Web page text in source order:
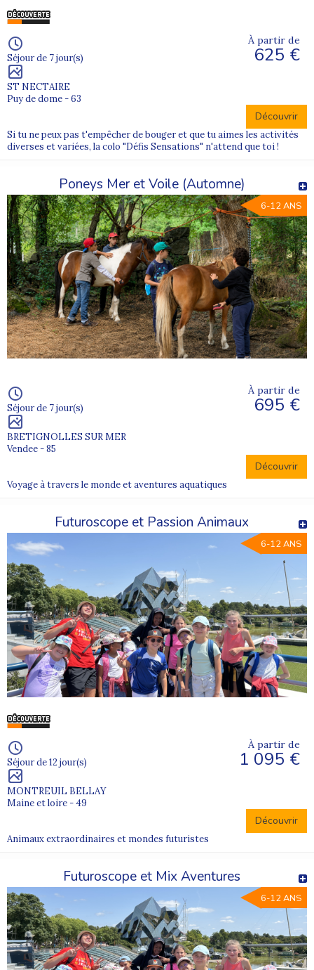
Séjour de 7 jour(s)
ST NECTAIRE
Puy de dome - 63
À partir de
625 €
Découvrir
Si tu ne peux pas t'empêcher de bouger et que tu aimes les activités
diverses et variées, la colo "Défis Sensations" n'attend que toi !
Poneys Mer et Voile (Automne)
6-12 ANS
Séjour de 7 jour(s)
BRETIGNOLLES SUR MER
Vendee - 85
À partir de
695 €
Découvrir
Voyage à travers le monde et aventures aquatiques
Futuroscope et Passion Animaux
6-12 ANS
Séjour de 12 jour(s)
MONTREUIL BELLAY
Maine et loire - 49
À partir de
1 095 €
Découvrir
Animaux extraordinaires et mondes futuristes
Futuroscope et Mix Aventures
6-12 ANS